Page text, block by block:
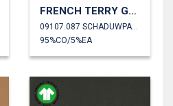
FRENCH TERRY GOTS
09107.087 SCHADUWPAARS
95%CO/5%EA